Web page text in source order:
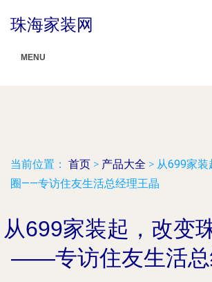
珠海家装网
MENU
当前位置： 首页 > 产品大全 > 从699家装
圈——专访住友生活总经理王晶
从699家装起，改变
——专访住友生活总